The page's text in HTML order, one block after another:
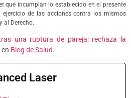
que incumplan lo establecido en el presente
de las acciones contra los mismos
al Derecho.
una ruptura de pareja: rechaza la
Blog de Salud.
Laser